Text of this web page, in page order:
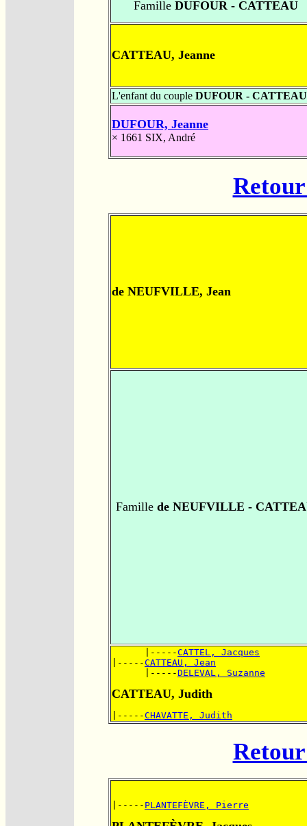
FamilleDUFOUR - CATTEAU
CATTEAU, Jeanne
L'enfant du couple DUFOUR - CATTEAU
DUFOUR, Jeanne
× 1661 SIX, André
de NEUFVILLE, Jean
Famille de NEUFVILLE -
      |-----
CATTEL, Jacques
|-----CATTEAU, Jean
      |-----
DELEVAL, Suzanne
CATTEAU, Judith
|-----CHAVATTE, Judith
|----- PLANTEFÈVRE, Pierre